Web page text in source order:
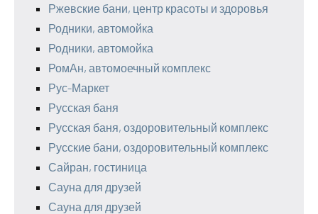
Ржевские бани, центр красоты и здоровья
Родники, автомойка
Родники, автомойка
РомАн, автомоечный комплекс
Рус-Маркет
Русская баня
Русская баня, оздоровительный комплекс
Русские бани, оздоровительный комплекс
Сайран, гостиница
Сауна для друзей
Сауна для друзей